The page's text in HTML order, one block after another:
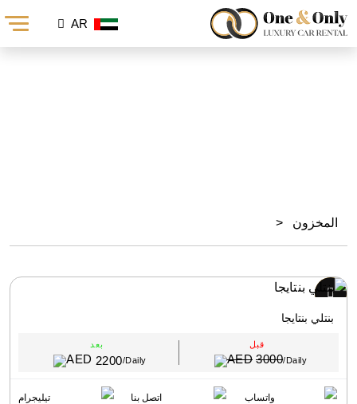
المخزون <
بنتلي بنتايجا
قبل
3000/Daily
بعد
2200/Daily
واتساب اتصل بنا تيليجرام